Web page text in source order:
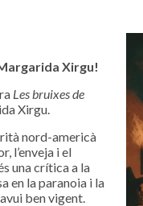
Xirgu!
Les bruixes de
Xirgu.
nord-americà
l’enveja i el
una crítica a la
en la paranoia i la
ben vigent.